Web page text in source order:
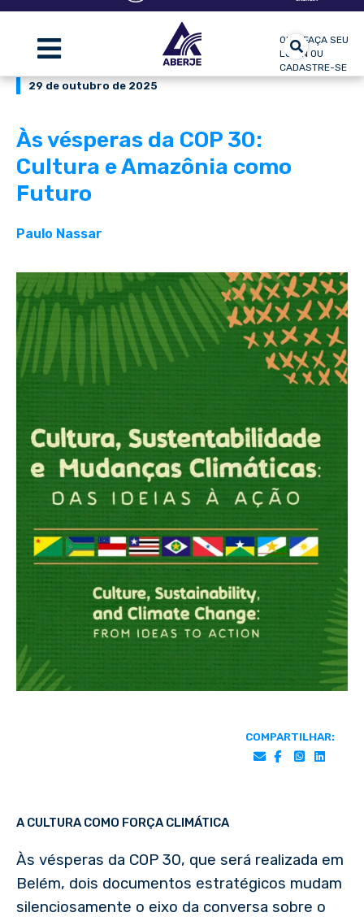
OLÁ, FAÇA SEU
LOGIN OU
CADASTRE-SE
29 de outubro de 2025
Às vésperas da COP 30:
Cultura e Amazônia como
Futuro
Paulo Nassar
COMPARTILHAR:
A CULTURA COMO FORÇA CLIMÁTICA
Às vésperas da COP 30, que será realizada em
Belém, dois documentos estratégicos mudam
silenciosamente o eixo da conversa sobre o